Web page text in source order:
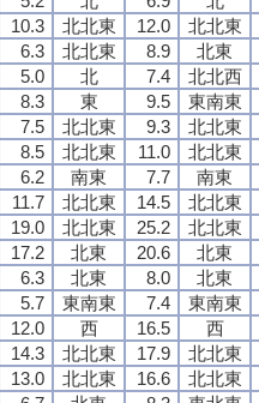
10.3 北北東 12.0 北北東
6.3 北北東 8.9 北東
5.0 北 7.4 北北西
8.3 東 9.5 東南東
7.5 北北東 9.3 北北東
8.5 北北東 11.0 北北東
6.2 南東 7.7 南東
11.7 北北東 14.5 北北東
19.0 北北東 25.2 北北東
17.2 北東 20.6 北東
6.3 北東 8.0 北東
5.7 東南東 7.4 東南東
12.0 西 16.5 西
14.3 北北東 17.9 北北東
13.0 北北東 16.6 北北東